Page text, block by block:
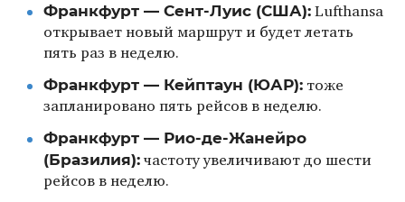
Франкфурт — Сент-Луис (США):Lufthansa
открывает новый маршрут и будет летать
пять раз в неделю.
Франкфурт — Кейптаун (ЮАР):тоже
запланировано пять рейсов в неделю.
Франкфурт — Рио-де-Жанейро
(Бразилия):частоту увеличивают до шести
рейсов в неделю.